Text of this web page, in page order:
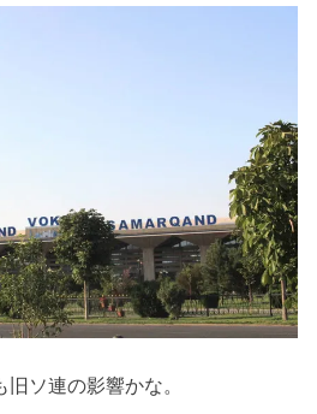
ソ連の影響かな。